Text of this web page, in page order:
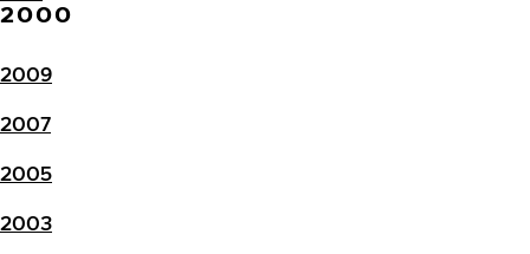
2000
2009
2007
2005
2003